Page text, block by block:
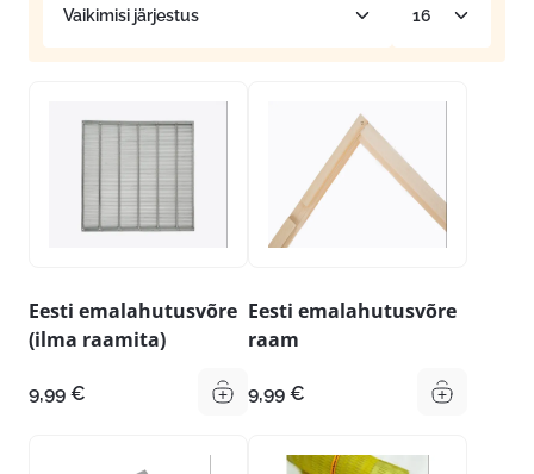
Eesti emalahutusvõre
(ilma raamita)
9,99 €
Eesti emalahutusvõre
raam
9,99 €